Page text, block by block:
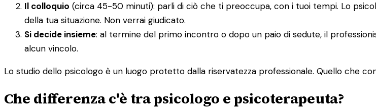
Il colloquio (circa 45-50 minuti): parli di ciò che ti preoccupa, con i tuoi tempi. Lo
della tua situazione. Non verrai giudicato.
Si decide insieme: al termine del primo incontro o dopo un paio di sedute, il
alcun vincolo.
Lo studio dello psicologo è un luogo protetto dalla riservatezza professionale. Quello che
Che differenza c'è tra psicologo e psicoterapeuta?